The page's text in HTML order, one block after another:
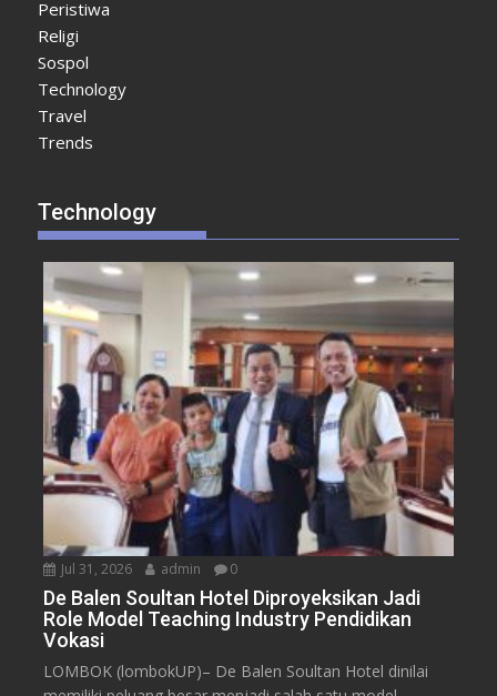
Peristiwa
Religi
Sospol
Technology
Travel
Trends
Technology
Jul 31, 2026 admin 0
De Balen Soultan Hotel Diproyeksikan Jadi
Role Model Teaching Industry Pendidikan
Vokasi
LOMBOK (lombokUP)– De Balen Soultan Hotel dinilai